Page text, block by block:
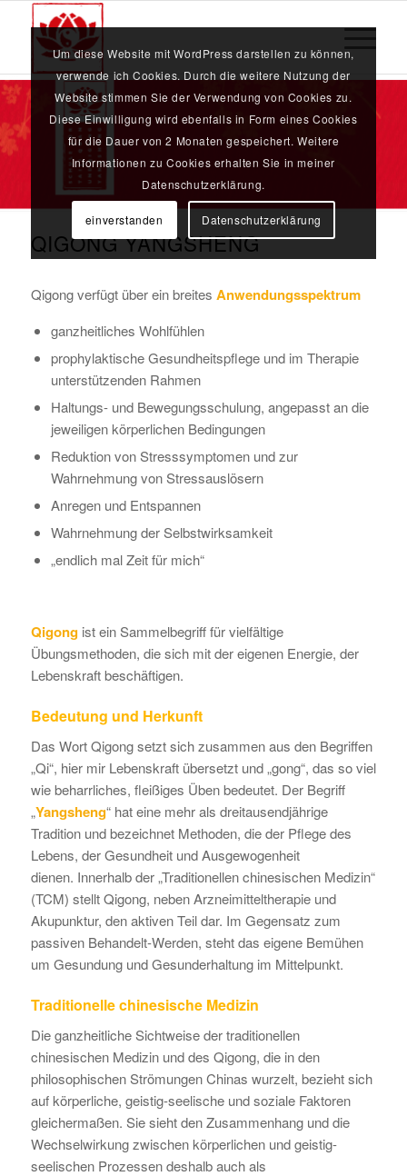
QIGONG YANGSHENG
Qigong verfügt über ein breites Anwendungsspektrum
ganzheitliches Wohlfühlen
prophylaktische Gesundheitspflege und im Therapie
unterstützenden Rahmen
Haltungs- und Bewegungsschulung, angepasst an die
jeweiligen körperlichen Bedingungen
Reduktion von Stresssymptomen und zur
Wahrnehmung von Stressauslösern
Anregen und Entspannen
Wahrnehmung der Selbstwirksamkeit
„endlich mal Zeit für mich“
Qigongist ein Sammelbegriff für vielfältige
Übungsmethoden, die sich mit der eigenen Energie, der
Lebenskraft beschäftigen.
Bedeutung und Herkunft
Das Wort Qigong setzt sich zusammen aus den Begriffen
„Qi“, hier mir Lebenskraft übersetzt und „gong“, das so viel
wie beharrliches, fleißiges Üben bedeutet. Der Begriff
„Yangsheng“ hat eine mehr als dreitausendjährige
Tradition und bezeichnet Methoden, die der Pflege des
Lebens, der Gesundheit und Ausgewogenheit
dienen. Innerhalb der „Traditionellen chinesischen Medizin“
(TCM) stellt Qigong, neben Arzneimitteltherapie und
Akupunktur, den aktiven Teil dar. Im Gegensatz zum
passiven Behandelt-Werden, steht das eigene Bemühen
um Gesundung und Gesunderhaltung im Mittelpunkt.
Traditionelle chinesische Medizin
Die ganzheitliche Sichtweise der traditionellen
chinesischen Medizin und des Qigong, die in den
philosophischen Strömungen Chinas wurzelt, bezieht sich
auf körperliche, geistig-seelische und soziale Faktoren
gleichermaßen. Sie sieht den Zusammenhang und die
Wechselwirkung zwischen körperlichen und geistig-
seelischen Prozessen deshalb auch als
Um diese Website mit WordPress darstellen zu können,
verwende ich Cookies. Durch die weitere Nutzung der
Website stimmen Sie der Verwendung von Cookies zu.
Diese Einwilligung wird ebenfalls in Form eines Cookies
für die Dauer von 2 Monaten gespeichert. Weitere
Informationen zu Cookies erhalten Sie in meiner
Datenschutzerklärung.
einverstanden Datenschutzerklärung